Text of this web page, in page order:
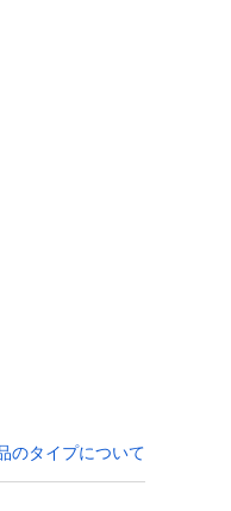
のタイプについて